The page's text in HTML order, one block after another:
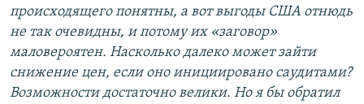
происходящего понятны, а вот выгоды США отнюдь
не так очевидны, и потому их «заговор»
маловероятен. Насколько далеко может зайти
снижение цен, если оно инициировано саудитами?
Возможности достаточно велики. Но я бы обратил